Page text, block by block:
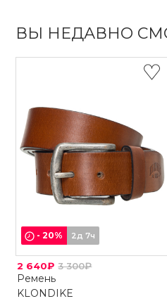
ВЫ НЕДАВНО
-20% 2д 7ч
2 640₽ 3 300₽
Ремень
KLONDIKE